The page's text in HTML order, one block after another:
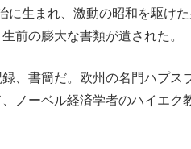
生まれ、激動の昭和を駆け
前の膨大な書類が遺された。
、書簡だ。欧州の名門ハプス
ノーベル経済学者のハイエク